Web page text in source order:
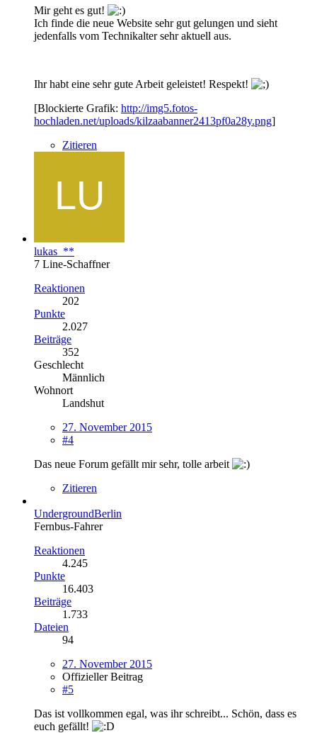
Mir geht es gut!
Ich finde die neue Website sehr gut gelungen und sieht
jedenfalls vom Technikalter sehr aktuell aus.
Ihr habt eine sehr gute Arbeit geleistet! Respekt!
[Blockierte Grafik: http://img5.fotos-
hochladen.net/uploads/kilzaabanner2413pf0a28y.png]
Zitieren
lukas_**
7 Line-Schaffner
Reaktionen
202
Punkte
2.027
Beiträge
352
Geschlecht
Männlich
Wohnort
Landshut
27. November 2015
#4
Das neue Forum gefällt mir sehr, tolle arbeit
Zitieren
UndergroundBerlin
Fernbus-Fahrer
Reaktionen
4.245
Punkte
16.403
Beiträge
1.733
Dateien
94
27. November 2015
Offizieller Beitrag
#5
Das ist vollkommen egal, was ihr schreibt... Schön, dass es
euch gefällt!